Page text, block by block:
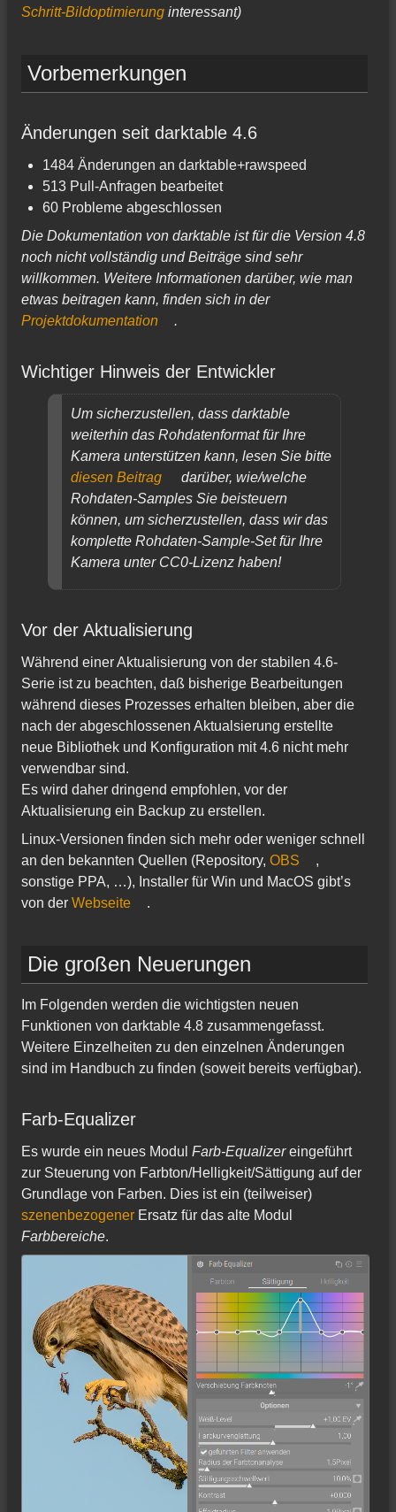
Schritt-Bildoptimierung interessant)
Vorbemerkungen
Änderungen seit darktable 4.6
1484 Änderungen an darktable+rawspeed
513 Pull-Anfragen bearbeitet
60 Probleme abgeschlossen
Die Dokumentation von darktable ist für die Version 4.8
noch nicht vollständig und Beiträge sind sehr
willkommen. Weitere Informationen darüber, wie man
etwas beitragen kann, finden sich in der
Projektdokumentation
.
Wichtiger Hinweis der Entwickler
Um sicherzustellen, dass darktable
weiterhin das Rohdatenformat für Ihre
Kamera unterstützen kann, lesen Sie bitte
diesen Beitrag
darüber, wie/welche
Rohdaten-Samples Sie beisteuern
können, um sicherzustellen, dass wir das
komplette Rohdaten-Sample-Set für Ihre
Kamera unter CC0-Lizenz haben!
Vor der Aktualisierung
Während einer Aktualisierung von der stabilen 4.6-
Serie ist zu beachten, daß bisherige Bearbeitungen
während dieses Prozesses erhalten bleiben, aber die
nach der abgeschlossenen Aktualsierung erstellte
neue Bibliothek und Konfiguration mit 4.6 nicht mehr
verwendbar sind.
Es wird daher dringend empfohlen, vor der
Aktualisierung ein Backup zu erstellen.
Linux-Versionen finden sich mehr oder weniger schnell
an den bekannten Quellen (Repository, OBS
,
sonstige PPA, …), Installer für Win und MacOS gibt’s
von der Webseite .
Die großen Neuerungen
Im Folgenden werden die wichtigsten neuen
Funktionen von darktable 4.8 zusammengefasst.
Weitere Einzelheiten zu den einzelnen Änderungen
sind im Handbuch zu finden (soweit bereits verfügbar).
Farb-Equalizer
Es wurde ein neues Modul Farb-Equalizereingeführt
zur Steuerung von Farbton/Helligkeit/Sättigung auf der
Grundlage von Farben. Dies ist ein (teilweiser)
szenenbezogener Ersatz für das alte Modul
Farbbereiche.